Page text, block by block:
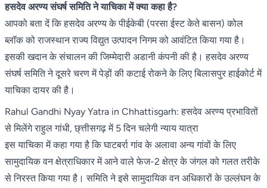
हसदेव अरण्य संघर्ष समिति ने याचिका में क्या कहा है?
आपको बता दें कि हसदेव अरण्य के पीईकेबी (परसा ईस्ट केते बासन) कोल
ब्लॉक को राजस्थान राज्य विद्युत उत्पादन निगम को आवंटित किया गया है।
इसकी खदान के संचालन की जिम्मेदारी अडानी कंपनी की है। हसदेव अरण्य
संघर्ष समिति ने दूसरे चरण में पेड़ों की कटाई रोकने के लिए बिलासपुर हाईकोर्ट में
याचिका दायर की है।
Rahul Gandhi Nyay Yatra in Chhattisgarh: हसदेव अरण्य प्रभावितों
से मिलेंगे राहुल गांधी, छ्त्तीसगढ़ में 5 दिन चलेगी न्याय यात्रा
इस याचिका में कहा गया है कि घाटबर्रा गांव के अलावा अन्य गांवों के लिए
सामुदायिक वन क्षेत्राधिकार में आने वाले फेज-2 क्षेत्र के जंगल को गलत तरीके
से निरस्त किया गया है। समिति ने इसे सामुदायिक वन अधिकारों के उल्लंघन के